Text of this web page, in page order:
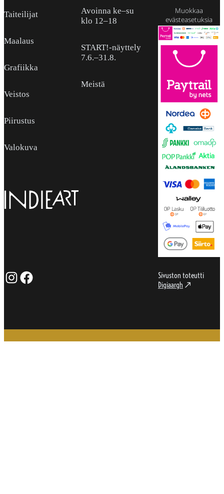
Taiteilijat
Maalaus
Grafiikka
Veistos
Piirustus
Valokuva
InstagramFacebook
Avoinna ke–su
klo 12–18
START!-näyttely
7.6.–31.8.
Meistä
Muokkaa
evästeasetuksia
Sivuston toteutti
Digiaargh